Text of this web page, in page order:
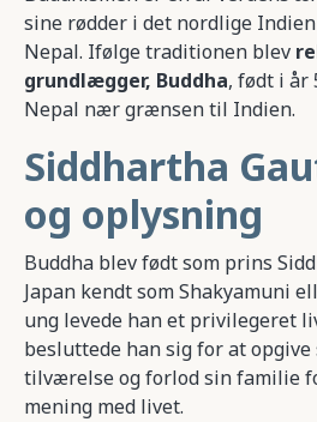
sine rødder i det nordlige
Nepal. Ifølge traditionen blev
grundlægger, Buddha, født i år
Nepal nær grænsen til Indien.
Siddhartha
og oplysning
Buddha blev født som prins
Japan kendt som Shakyamuni
ung levede han et privilegeret
besluttede han sig for at
tilværelse og forlod sin familie
mening med livet.